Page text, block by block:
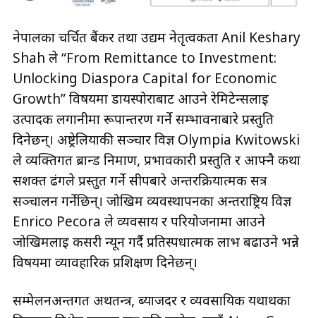
नेपालका चर्चित बैंकर तथा उद्यम नेतृत्वकर्ता Anil Keshary
Shah ले “From Remittance to Investment:
Unlocking Diaspora Capital for Economic
Growth” विषयमा डायस्पोराबाट आउने रेमिटेन्सलाई
उत्पादक लगानीमा रूपान्तरण गर्ने सम्भावनाबारे प्रस्तुति
दिनेछन्। अष्ट्रेलियाकी सञ्चार विज्ञ Olympia Kwitowski
ले व्यक्तिगत ब्रान्ड निर्माण, प्रभावकारी प्रस्तुति र आफ्नै कथा
सशक्त ढंगले प्रस्तुत गर्ने सीपबारे अन्तरक्रियात्मक सत्र
सञ्चालन गर्नेछिन्। जोखिम व्यवस्थापनका अन्तर्राष्ट्रिय विज्ञ
Enrico Pecora ले व्यवसाय र परियोजनामा आउने
जोखिमलाई कसरी न्यून गर्दै प्रतिस्पर्धात्मक लाभ बढाउने भन्ने
विषयमा व्यावहारिक प्रशिक्षण दिनेछन्।
सम्मेलनअन्तर्गत अर्थतन्त्र, ब्याजदर र व्यवसायिक यथार्थका